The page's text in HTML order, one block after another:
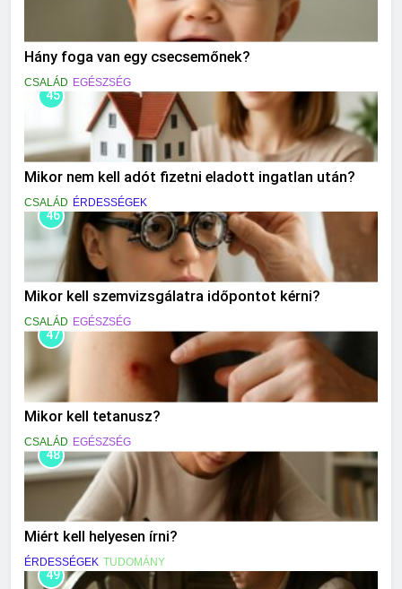
Hány foga van egy csecsemőnek?
CSALÁD EGÉSZSÉG
45
Mikor nem kell adót fizetni eladott ingatlan után?
CSALÁD ÉRDESSÉGEK
46
Mikor kell szemvizsgálatra időpontot kérni?
CSALÁD EGÉSZSÉG
47
Mikor kell tetanusz?
CSALÁD EGÉSZSÉG
48
Miért kell helyesen írni?
ÉRDESSÉGEK TUDOMÁNY
49